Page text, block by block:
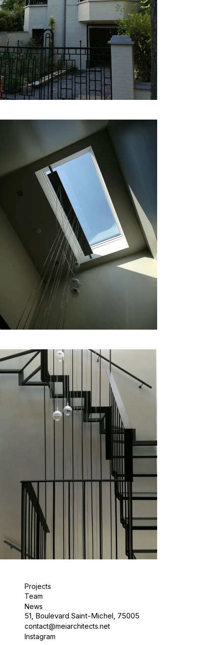
Projects
Team
News
51, Boulevard Saint-Michel, 75005
contact@meiarchitects.net
Instagram